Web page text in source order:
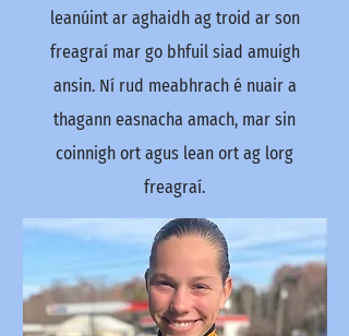
leanúint ar aghaidh ag troid ar son
freagraí mar go bhfuil siad amuigh
ansin. Ní rud meabhrach é nuair a
thagann easnacha amach, mar sin
coinnigh ort agus lean ort ag lorg
freagraí.